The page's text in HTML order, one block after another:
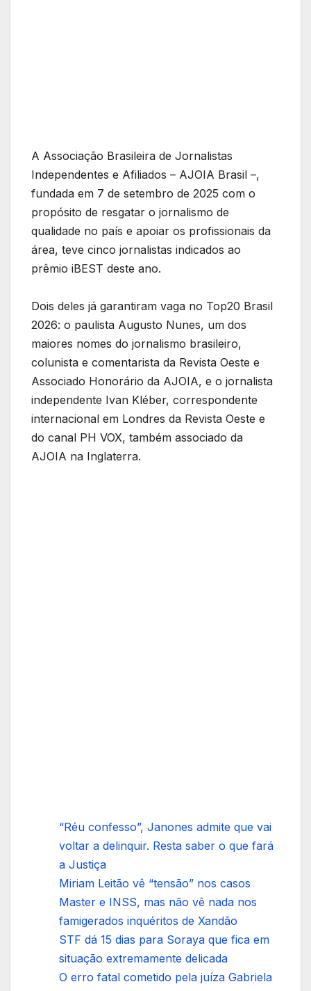
A Associação Brasileira de Jornalistas
Independentes e Afiliados – AJOIA Brasil –,
fundada em 7 de setembro de 2025 com o
propósito de resgatar o jornalismo de
qualidade no país e apoiar os profissionais da
área, teve cinco jornalistas indicados ao
prêmio iBEST deste ano.
Dois deles já garantiram vaga no Top20 Brasil
2026: o paulista Augusto Nunes, um dos
maiores nomes do jornalismo brasileiro,
colunista e comentarista da Revista Oeste e
Associado Honorário da AJOIA, e o jornalista
independente Ivan Kléber, correspondente
internacional em Londres da Revista Oeste e
do canal PH VOX, também associado da
AJOIA na Inglaterra.
“Réu confesso”, Janones admite que vai
voltar a delinquir. Resta saber o que fará
a Justiça
Miriam Leitão vê “tensão” nos casos
Master e INSS, mas não vê nada nos
famigerados inquéritos de Xandão
STF dá 15 dias para Soraya que fica em
situação extremamente delicada
O erro fatal cometido pela juíza Gabriela